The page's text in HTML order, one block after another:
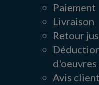
Paiement
Livraison
Retour
Avis